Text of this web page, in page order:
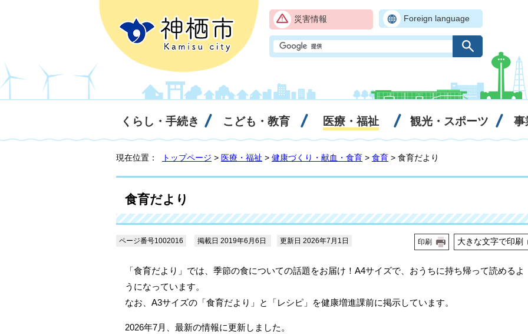
災害情報 Foreign language
くらし・手続き こども・教育 医療・福祉 観光・スポーツ 事
現在位置： トップページ > 医療・福祉 > 健康づくり・献血・食育 > 食育 > 食育だより
食育だより
ページ番号1002016 掲載日 2019年6月6日 更新日 2026年7月1日 印刷 大きな文字で印刷
「食育だより」では、季節の食についての話題をお届け！A4サイズで、おうちに持ち帰って読めるよ
うになっています。
なお、A3サイズの「食育だより」と「レシピ」を健康増進課前に掲示しています。
2026年7月、最新の情報に更新しました。